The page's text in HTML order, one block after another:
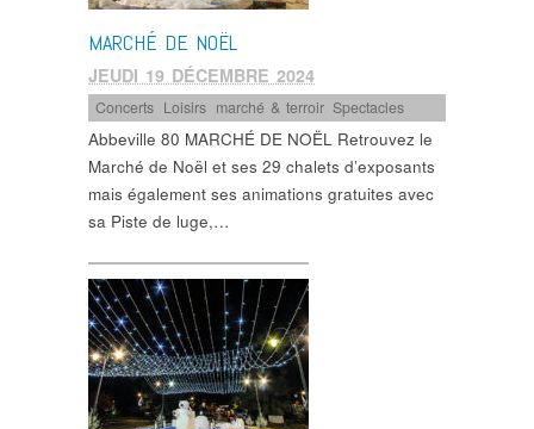
MARCHÉ DE NOËL
JEUDI 19 DÉCEMBRE 2024
Concerts Loisirs marché & terroir,Spectacles
Abbeville 80 MARCHÉ DE NOËL Retrouvez le
Marché de Noël et ses 29 chalets d’exposants
mais également ses animations gratuites avec
sa Piste de luge,…